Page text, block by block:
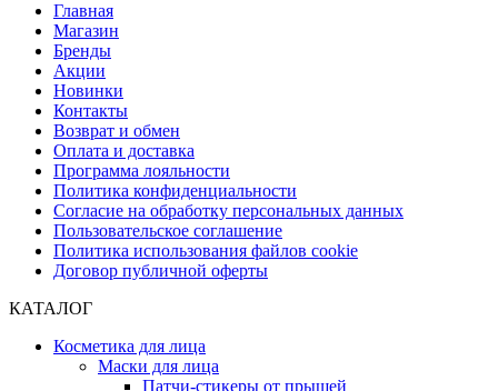
Главная
Магазин
Бренды
Акции
Новинки
Контакты
Возврат и обмен
Оплата и доставка
Программа лояльности
Политика конфиденциальности
Согласие на обработку персональных данных
Пользовательское соглашение
Политика использования файлов cookie
Договор публичной оферты
КАТАЛОГ
Косметика для лица
Маски для лица
Патчи-стикеры от прыщей